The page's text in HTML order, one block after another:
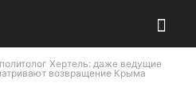
Хертель: даже ведущие
возвращение Крыма